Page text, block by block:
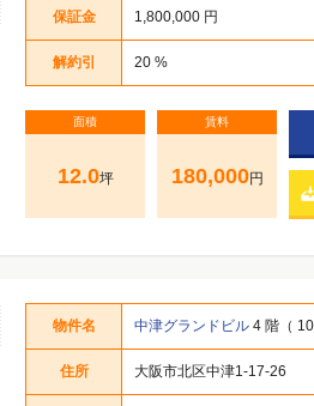
保証金 1,800,000 円
解約引 20 %
面積
12.0坪
賃料
180,000円
物件名 中津グランドビル 4 階（ 10
住所 大阪市北区中津1-17-26